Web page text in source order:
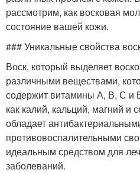
рассмотрим, как восковая
состояние вашей кожи.
### Уникальные свойства
Воск, который выделяет
различными веществами,
содержит витамины А, В, С и
как калий, кальций, магний и
обладает
противовоспалительными
идеальным средством для
заболеваний.